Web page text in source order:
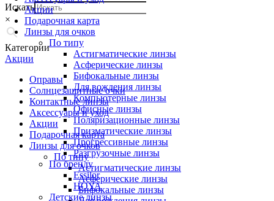
Искать
×
Категории
Акции
Оправы
Солнцезащитные очки
Контактные линзы
Аксессуары и уход
Акции
Подарочная карта
Линзы для очков
По типу
Астигматические линзы
Асферические линзы
Бифокальные линзы
Акции
Подарочная карта
Линзы для очков
По типу
Астигматические линзы
Асферические линзы
Бифокальные линзы
Для вождения линзы
Компьютерные линзы
Офисные линзы
Поляризационные линзы
Призматические линзы
Прогрессивные линзы
Разгрузочные линзы
По бренду
Essilor
HOYA
Детские линзы